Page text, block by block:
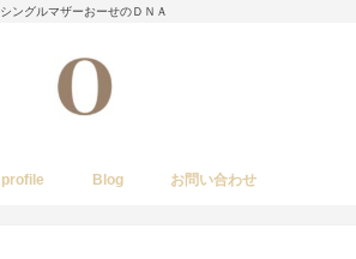
シングルマザーおーせのＤＮＡ
profile Blog お問い合わせ